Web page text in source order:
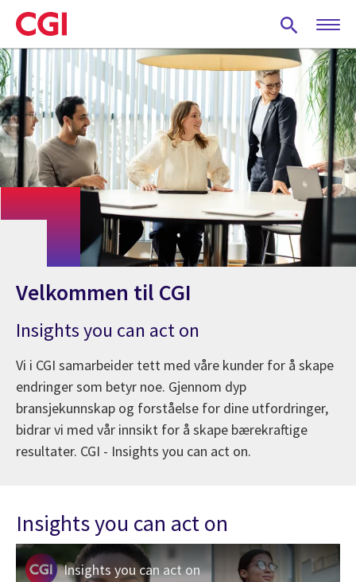
Skip
to
main
content
Velkommen til CGI
Insights you can act on
Vi i CGI samarbeider tett med våre kunder for å skape
endringer som betyr noe. Gjennom dyp
bransjekunnskap og forståelse for dine utfordringer,
bidrar vi med vår innsikt for å skape bærekraftige
resultater. CGI - Insights you can act on.
Insights you can act on
Insights you can act on